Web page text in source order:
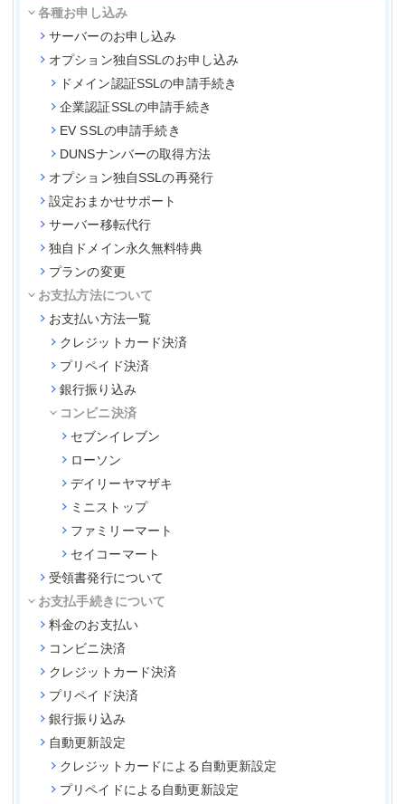
各種お申し込み
サーバーのお申し込み
オプション独自SSLのお申し込み
ドメイン認証SSLの申請手続き
企業認証SSLの申請手続き
EV SSLの申請手続き
DUNSナンバーの取得方法
オプション独自SSLの再発行
設定おまかせサポート
サーバー移転代行
独自ドメイン永久無料特典
プランの変更
お支払方法について
お支払い方法一覧
クレジットカード決済
プリペイド決済
銀行振り込み
コンビニ決済
セブンイレブン
ローソン
デイリーヤマザキ
ミニストップ
ファミリーマート
セイコーマート
受領書発行について
お支払手続きについて
料金のお支払い
コンビニ決済
クレジットカード決済
プリペイド決済
銀行振り込み
自動更新設定
クレジットカードによる自動更新設定
プリペイドによる自動更新設定